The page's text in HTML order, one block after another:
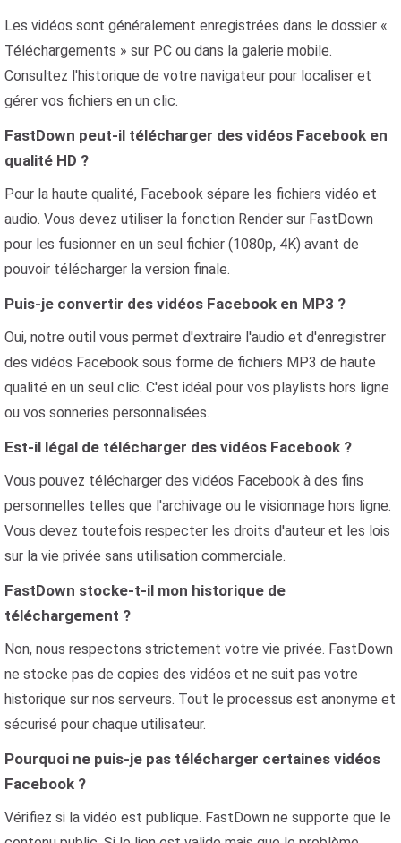
Les vidéos sont généralement enregistrées dans le dossier «
Téléchargements » sur PC ou dans la galerie mobile.
Consultez l'historique de votre navigateur pour localiser et
gérer vos fichiers en un clic.
FastDown peut-il télécharger des vidéos Facebook en
qualité HD ?
Pour la haute qualité, Facebook sépare les fichiers vidéo et
audio. Vous devez utiliser la fonction Render sur FastDown
pour les fusionner en un seul fichier (1080p, 4K) avant de
pouvoir télécharger la version finale.
Puis-je convertir des vidéos Facebook en MP3 ?
Oui, notre outil vous permet d'extraire l'audio et d'enregistrer
des vidéos Facebook sous forme de fichiers MP3 de haute
qualité en un seul clic. C'est idéal pour vos playlists hors ligne
ou vos sonneries personnalisées.
Est-il légal de télécharger des vidéos Facebook ?
Vous pouvez télécharger des vidéos Facebook à des fins
personnelles telles que l'archivage ou le visionnage hors ligne.
Vous devez toutefois respecter les droits d'auteur et les lois
sur la vie privée sans utilisation commerciale.
FastDown stocke-t-il mon historique de
téléchargement ?
Non, nous respectons strictement votre vie privée. FastDown
ne stocke pas de copies des vidéos et ne suit pas votre
historique sur nos serveurs. Tout le processus est anonyme et
sécurisé pour chaque utilisateur.
Pourquoi ne puis-je pas télécharger certaines vidéos
Facebook ?
Vérifiez si la vidéo est publique. FastDown ne supporte que le